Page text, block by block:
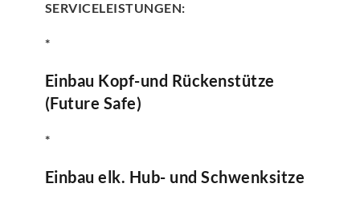
SERVICELEISTUNGEN:
*
Einbau Kopf-und Rückenstütze
(Future Safe)
*
Einbau elk. Hub- und Schwenksitze